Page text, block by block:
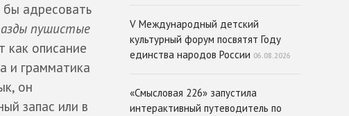
бы адресовать
пушистые
как описание
и грамматика
он
запас или в
V Международный детский
культурный форум посвятят Году
единства народов России 06.08.2026
«Смысловая 226» запустила
интерактивный путеводитель по